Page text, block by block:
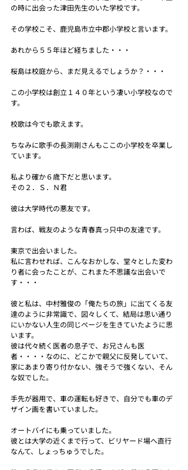
の時に出会った津田先生のいた学校です。
その学校こそ、鹿児島市立中郡小学校と言います。
あれから５５年ほど経ちました・・・
桜島は校庭から、まだ見えるでしょうか？・・・
この小学校は創立１４０年という凄い小学校なので
す。
校歌は今でも歌えます。
ちなみに歌手の長渕剛さんもここの小学校を卒業し
ています。
私より確か６歳下だと思います。
その２．Ｓ．Ｎ君
彼は大学時代の悪友です。
言わば、戦友のような青春真っ只中の友達です。
東京で出会いました。
私に言わせれば、こんなおかしな、堂々とした変わ
り者に会ったことが、これまた不思議な出会いで
す・・・
彼と私は、中村雅俊の「俺たちの旅」に出てくる友
達のように非常識で、図々しくて、結局は思い通り
にいかない人生の同じページを生きていたように思
います。
彼は代々続く医者の息子で、お兄さんも医
者・・・・なのに、どこかで親父に反発していて、
家にあまり寄り付かない、強そうで強くない、そん
な奴でした。
手先が器用で、車の運転も好きで、自分でも車のデ
ザイン画を書いていました。
オートバイにも乗っていました。
彼とは大学の近くまで行って、ビリヤード場へ直行
なんて、しょっちゅうでした。